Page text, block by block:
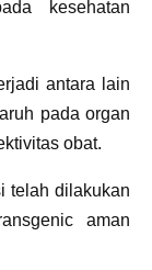
kesehatan
antara lain
pada organ
obat.
telah dilakukan
aman